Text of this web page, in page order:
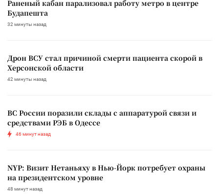
Раненый кабан парализовал работу метро в центре
Будапешта
32 минуты назад
Дрон ВСУ стал причиной смерти пациента скорой в
Херсонской области
42 минуты назад
ВС России поразили склады с аппаратурой связи и
средствами РЭБ в Одессе
46 минут назад
NYP: Визит Нетаньяху в Нью-Йорк потребует охраны
на президентском уровне
48 минут назад